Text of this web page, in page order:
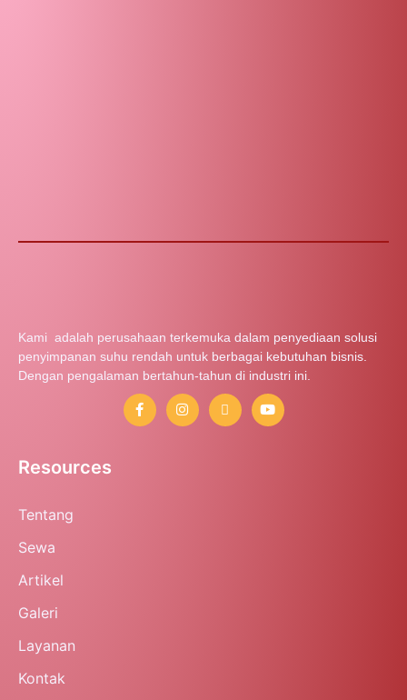
Kami adalah perusahaan terkemuka dalam penyediaan solusi
penyimpanan suhu rendah untuk berbagai kebutuhan bisnis.
Dengan pengalaman bertahun-tahun di industri ini.
Resources
Tentang
Sewa
Artikel
Galeri
Layanan
Kontak